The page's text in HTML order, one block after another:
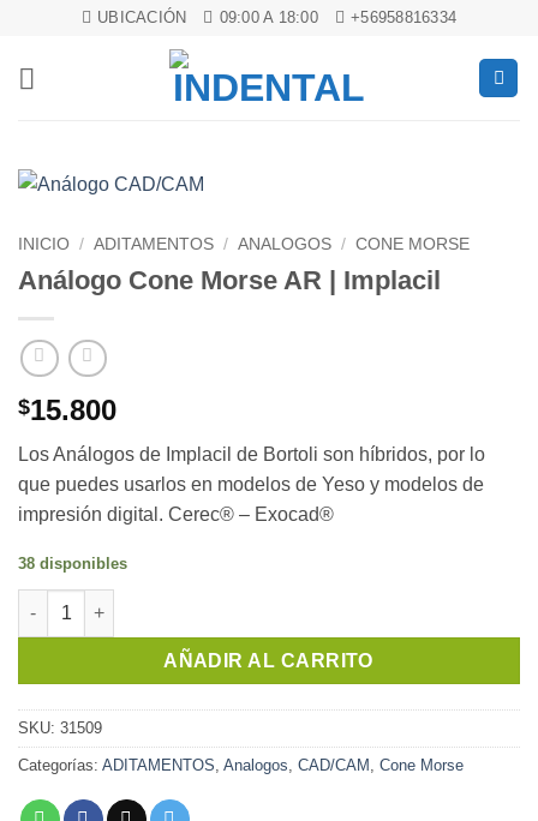
contenido
UBICACIÓN 09:00 A 18:00 +56958816334
INICIO / ADITAMENTOS / ANALOGOS / CONE MORSE
Análogo Cone Morse AR | Implacil
$15.800
Los Análogos de Implacil de Bortoli son híbridos, por lo
que puedes usarlos en modelos de Yeso y modelos de
impresión digital. Cerec® – Exocad®
38 disponibles
Análogo Cone Morse AR | Implacil cantidad
AÑADIR AL CARRITO
SKU: 31509
Categorías: ADITAMENTOS Analogos CAD/CAM Cone Morse